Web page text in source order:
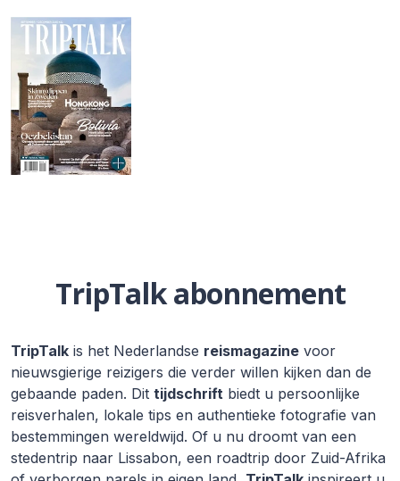
TripTalk abonnement
TripTalk is het Nederlandse reismagazine voor
nieuwsgierige reizigers die verder willen kijken dan de
gebaande paden. Dit tijdschrift biedt u persoonlijke
reisverhalen, lokale tips en authentieke fotografie van
bestemmingen wereldwijd. Of u nu droomt van een
stedentrip naar Lissabon, een roadtrip door Zuid-Afrika